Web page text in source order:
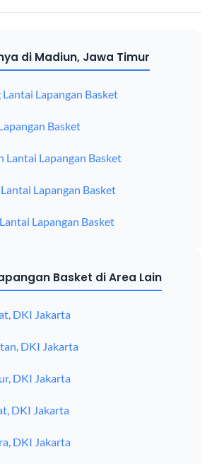
di Madiun, Jawa Timur
Lantai Lapangan Basket
Basket
Lantai Lapangan Basket
Lapangan Basket
Lapangan Basket
Basket di Area Lain
DKI Jakarta
DKI Jakarta
DKI Jakarta
DKI Jakarta
DKI Jakarta